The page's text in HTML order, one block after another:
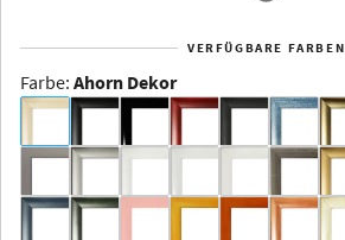
Dakota -
Rahmenloser
VERFÜGBARE FARBEN
Farbe: Ahorn Dekor